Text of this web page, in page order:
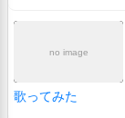
no image
歌ってみた